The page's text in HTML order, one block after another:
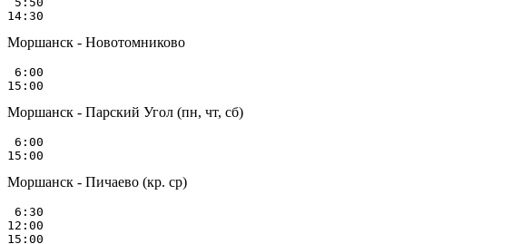
Моршанск - Новотомниково
6:00
Моршанск - Парский Угол (пн, чт, сб)
6:00
Моршанск - Пичаево (кр. ср)
6:30
12:00